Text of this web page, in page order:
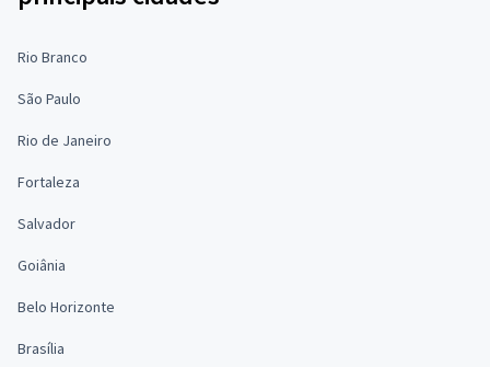
Rio Branco
São Paulo
Rio de Janeiro
Fortaleza
Salvador
Goiânia
Belo Horizonte
Brasília